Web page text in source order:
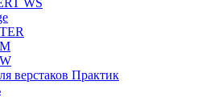
WS
верстаков Практик